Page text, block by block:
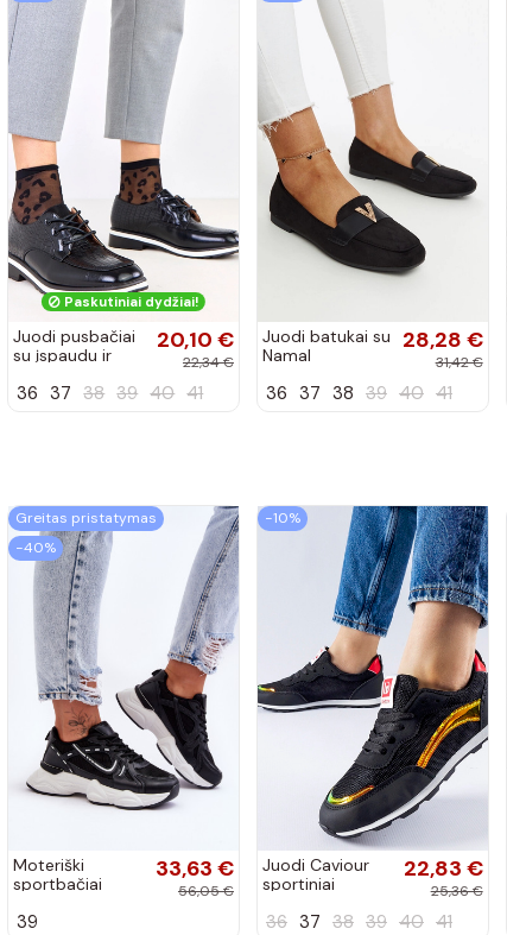
Paskutiniai dydžiai!
Juodi pusbačiai
su įspaudu ir
priekiu Kerawa
20,10 €
22,34 €
36 37 38 39 40 41
Juodi batukai su
Namal
28,28 €
31,42 €
36 37 38 39 40 41
Greitas pristatymas
−40%
Moteriški
sportbačiai
Feluci
33,63 €
56,05 €
39
−10%
Juodi Caviour
sportiniai
22,83 €
25,36 €
36 37 38 39 40 41